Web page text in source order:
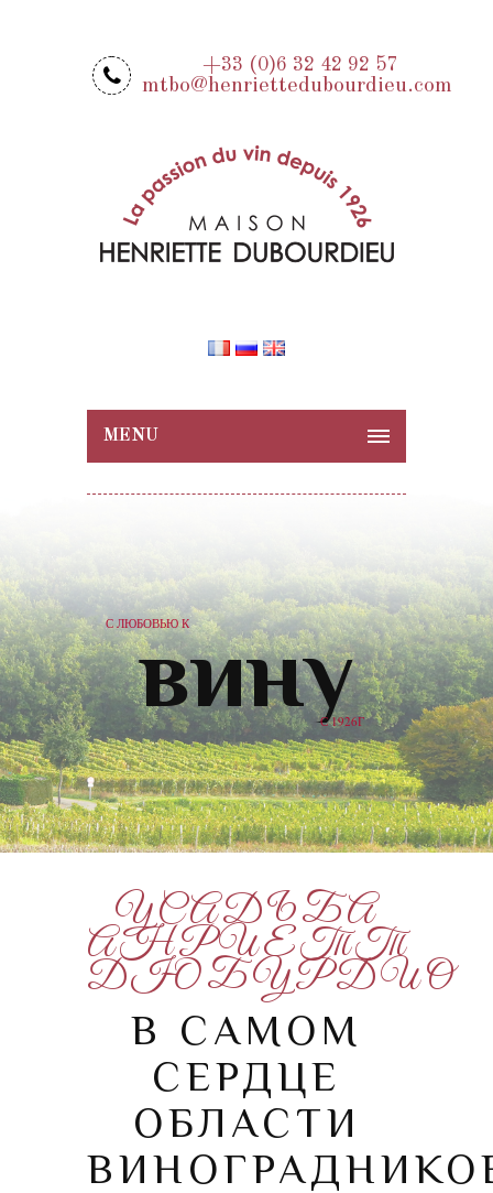
+33 (0)6 32 42 92 57
mtbo@henriettedubourdieu.com
MENU
УСАДЬБА
АНРИЕТТ
ДЮБУРДИО
В САМОМ
СЕРДЦЕ
ОБЛАСТИ